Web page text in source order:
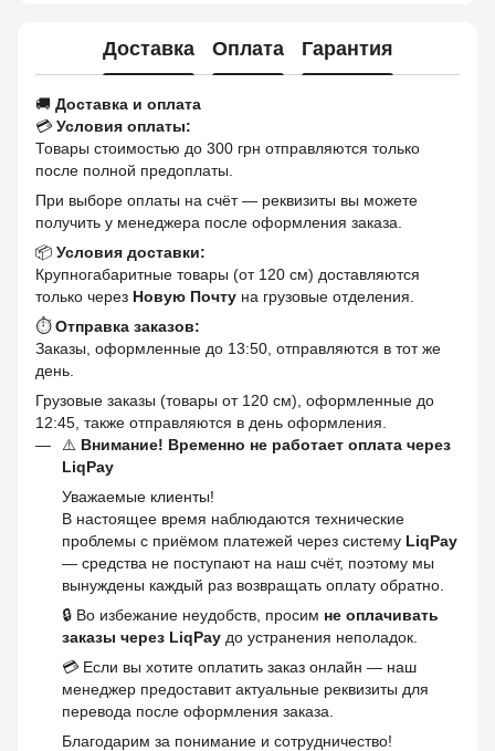
Доставка Оплата Гарантия
🚚 Доставка и оплата
💳 Условия оплаты:
Товары стоимостью до 300 грн отправляются только
после полной предоплаты.
При выборе оплаты на счёт — реквизиты вы можете
получить у менеджера после оформления заказа.
📦 Условия доставки:
Крупногабаритные товары (от 120 см) доставляются
только через Новую Почту на грузовые отделения.
⏱Отправка заказов:
Заказы, оформленные до 13:50, отправляются в тот же
день.
Грузовые заказы (товары от 120 см), оформленные до
12:45, также отправляются в день оформления.
⚠️ Внимание! Временно не работает оплата через
LiqPay
Уважаемые клиенты!
В настоящее время наблюдаются технические
проблемы с приёмом платежей через систему LiqPay
— средства не поступают на наш счёт, поэтому мы
вынуждены каждый раз возвращать оплату обратно.
🔒 Во избежание неудобств, просим не оплачивать
заказы через LiqPay до устранения неполадок.
💳 Если вы хотите оплатить заказ онлайн — наш
менеджер предоставит актуальные реквизиты для
перевода после оформления заказа.
Благодарим за понимание и сотрудничество!